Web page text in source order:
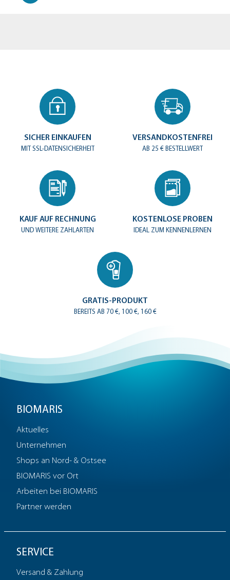
SICHER EINKAUFEN
MIT SSL-DATENSICHERHEIT
VERSANDKOSTENFREI
AB 25 € BESTELLWERT
KAUF AUF RECHNUNG
UND WEITERE ZAHLARTEN
KOSTENLOSE PROBEN
IDEAL ZUM KENNENLERNEN
GRATIS-PRODUKT
BEREITS AB 70 €, 100 €, 160 €
BIOMARIS
Aktuelles
Unternehmen
Shops an Nord- & Ostsee
BIOMARIS vor Ort
Arbeiten bei BIOMARIS
Partner werden
SERVICE
Versand & Zahlung